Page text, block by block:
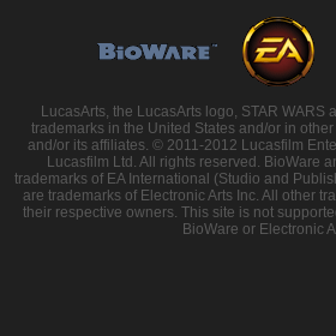
LucasArts, the LucasArts logo, STAR WARS
trademarks in the United States and/or in
and/or its affiliates. © 2011-2012 Lucasfilm
Lucasfilm Ltd. All rights reserved. BioWare
trademarks of EA International (Studio and
are trademarks of Electronic Arts Inc. All other
their respective owners. This site is not
BioWare or Electronic